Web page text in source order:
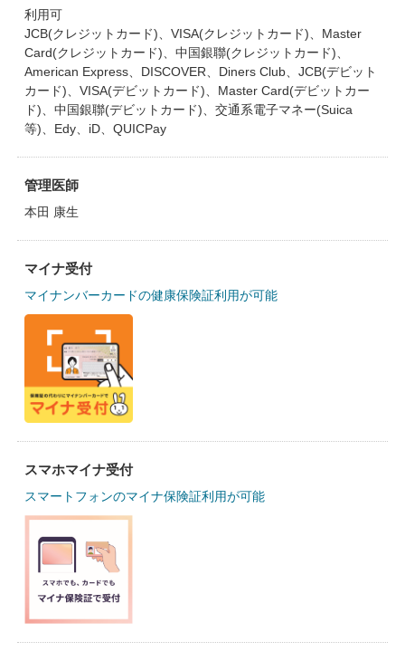
利用可
JCB(クレジットカード)、VISA(クレジットカード)、Master
Card(クレジットカード)、中国銀聯(クレジットカード)、
American Express、DISCOVER、Diners Club、JCB(デビット
カード)、VISA(デビットカード)、Master Card(デビットカー
ド)、中国銀聯(デビットカード)、交通系電子マネー(Suica
等)、Edy、iD、QUICPay
管理医師
本田 康生
マイナ受付
マイナンバーカードの健康保険証利用が可能
スマホマイナ受付
スマートフォンのマイナ保険証利用が可能